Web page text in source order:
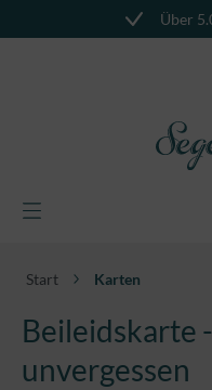
Über
Start Karten
Beileidskarte
unvergessen